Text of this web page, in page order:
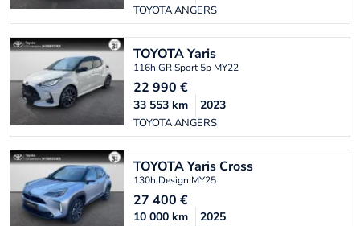
TOYOTA ANGERS
TOYOTAYaris
116h GR Sport 5p MY22
22 990 €
TOYOTA ANGERS
33 553 km 2023
TOYOTAYaris Cross
130h Design MY25
27 400 €
10 000 km 2025